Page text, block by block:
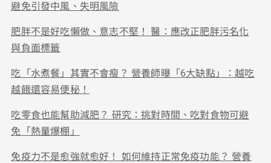
避免引發中風、失明風險
肥胖不是好吃懶做、意志不堅！ 醫：應改正肥胖污名化
與負面標籤
吃「水煮餐」其實不會瘦？ 營養師曝「6大缺點」：越吃
越餓還容易便秘！
吃零食也能幫助減肥？ 研究：挑對時間、吃對食物可避
免「熱量爆棚」
免疫力不是愈強就愈好！ 如何維持正常免疫功能？ 營養